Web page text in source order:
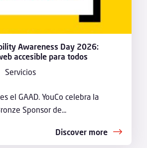
Awareness Day 2026:
accesible para todos
Servicios
el GAAD. YouCo celebra la
Sponsor de...
Discover more